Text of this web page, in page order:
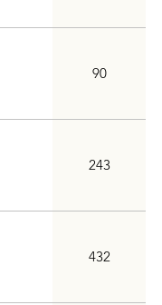
90
243
432